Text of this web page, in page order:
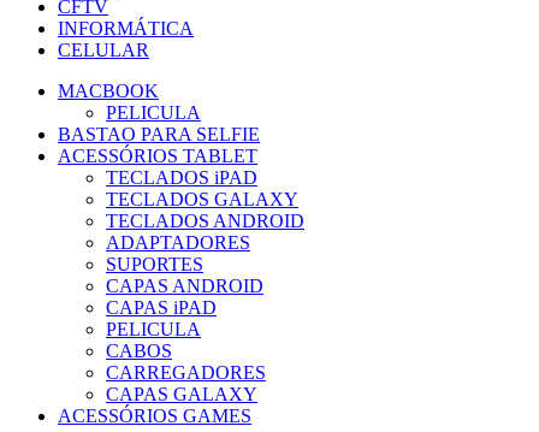
CFTV
INFORMÁTICA
CELULAR
MACBOOK
PELICULA
BASTAO PARA SELFIE
ACESSÓRIOS TABLET
TECLADOS iPAD
TECLADOS GALAXY
TECLADOS ANDROID
ADAPTADORES
SUPORTES
CAPAS ANDROID
CAPAS iPAD
PELICULA
CABOS
CARREGADORES
CAPAS GALAXY
ACESSÓRIOS GAMES